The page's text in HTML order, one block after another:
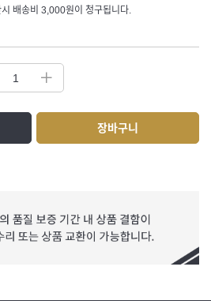
배송비 3,000원이 청구됩니다.
장바구니